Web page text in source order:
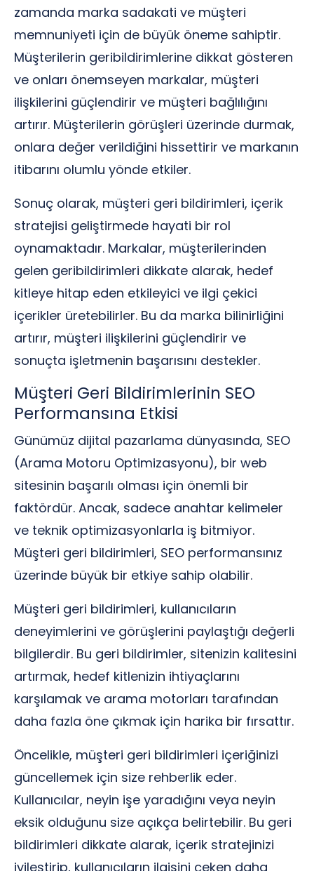
zamanda marka sadakati ve müşteri
memnuniyeti için de büyük öneme sahiptir.
Müşterilerin geribildirimlerine dikkat gösteren
ve onları önemseyen markalar, müşteri
ilişkilerini güçlendirir ve müşteri bağlılığını
artırır. Müşterilerin görüşleri üzerinde durmak,
onlara değer verildiğini hissettirir ve markanın
itibarını olumlu yönde etkiler.
Sonuç olarak, müşteri geri bildirimleri, içerik
stratejisi geliştirmede hayati bir rol
oynamaktadır. Markalar, müşterilerinden
gelen geribildirimleri dikkate alarak, hedef
kitleye hitap eden etkileyici ve ilgi çekici
içerikler üretebilirler. Bu da marka bilinirliğini
artırır, müşteri ilişkilerini güçlendirir ve
sonuçta işletmenin başarısını destekler.
Müşteri Geri Bildirimlerinin SEO
Performansına Etkisi
Günümüz dijital pazarlama dünyasında, SEO
(Arama Motoru Optimizasyonu), bir web
sitesinin başarılı olması için önemli bir
faktördür. Ancak, sadece anahtar kelimeler
ve teknik optimizasyonlarla iş bitmiyor.
Müşteri geri bildirimleri, SEO performansınız
üzerinde büyük bir etkiye sahip olabilir.
Müşteri geri bildirimleri, kullanıcıların
deneyimlerini ve görüşlerini paylaştığı değerli
bilgilerdir. Bu geri bildirimler, sitenizin kalitesini
artırmak, hedef kitlenizin ihtiyaçlarını
karşılamak ve arama motorları tarafından
daha fazla öne çıkmak için harika bir fırsattır.
Öncelikle, müşteri geri bildirimleri içeriğinizi
güncellemek için size rehberlik eder.
Kullanıcılar, neyin işe yaradığını veya neyin
eksik olduğunu size açıkça belirtebilir. Bu geri
bildirimleri dikkate alarak, içerik stratejinizi
iyileştirip, kullanıcıların ilgisini çeken daha